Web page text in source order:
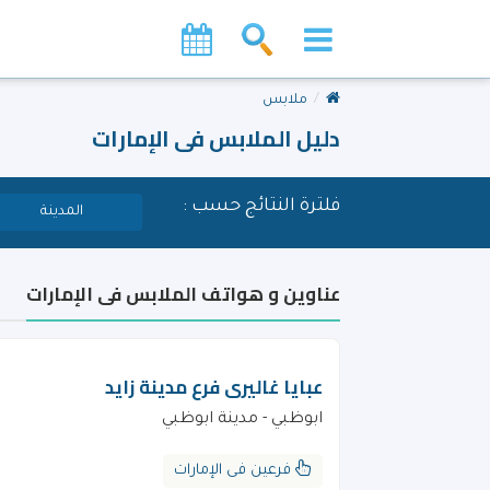
ملابس
دليل الملابس فى الإمارات
فلترة النتائج حسب : المدينة
عناوين و هواتف الملابس فى الإمارات
عبايا غاليرى فرع مدينة زايد
ابوظبي - مدينة ابوظبي
فرعين فى الإمارات